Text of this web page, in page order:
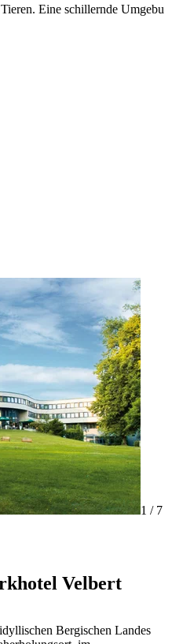
Eine schillernde Umgebu
1 / 7
Velbert
Bergischen Landes